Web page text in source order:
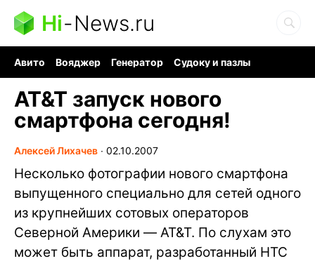
Hi-News.ru
Авито Вояджер Генератор
Судоку и пазлы
AT&T запуск нового
смартфона сегодня!
Алексей Лихачев ∙ 02.10.2007
Несколько фотографии нового смартфона
выпущенного специально для сетей одного
из крупнейших сотовых операторов
Северной Америки — AT&T. По слухам это
может быть аппарат, разработанный HTC